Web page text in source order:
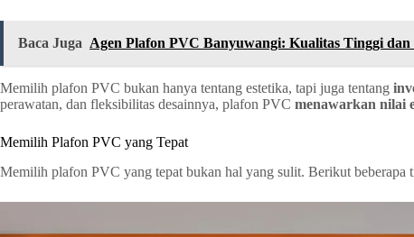
Baca Juga Agen Plafon PVC Banyuwangi: Kualitas Tinggi dan
Memilih plafon PVC bukan hanya tentang estetika, tapi juga tentang
perawatan, dan fleksibilitas desainnya, plafon PVC menawarkan nilai
Memilih Plafon PVC yang Tepat
Memilih plafon PVC yang tepat bukan hal yang sulit. Berikut beberapa